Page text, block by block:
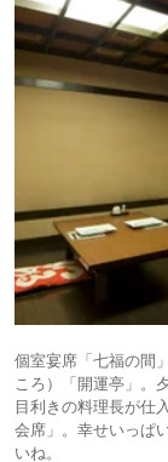
個室宴席「七福の間
ころ）「開運亭」。
目利きの料理長が仕
会席」。幸せいっぱ
いね。